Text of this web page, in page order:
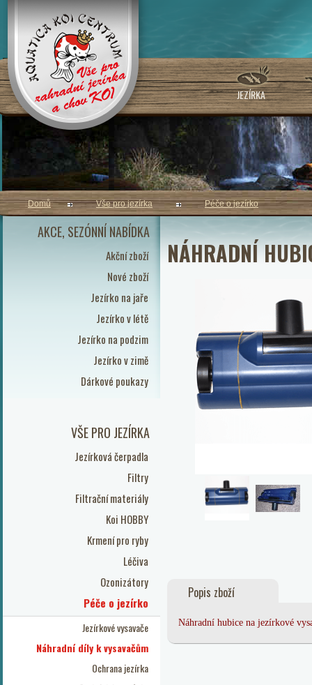
JEZÍRKA
AKCE, SEZÓNNÍ NABÍDKA
Akční zboží
Nové zboží
Jezírko na jaře
Jezírko v létě
Jezírko na podzim
Jezírko v zimě
Dárkové poukazy
VŠE PRO JEZÍRKA
Jezírková čerpadla
Filtry
Filtrační materiály
Koi HOBBY
Krmení pro ryby
Léčiva
Ozonizátory
Péče o jezírko
Jezírkové vysavače
Náhradní díly k vysavačům
Ochrana jezírka
Domů Vše pro jezírka Péče o jezírko
NÁHRADNÍ
Popis zboží
Náhradní hubice na jezírkové